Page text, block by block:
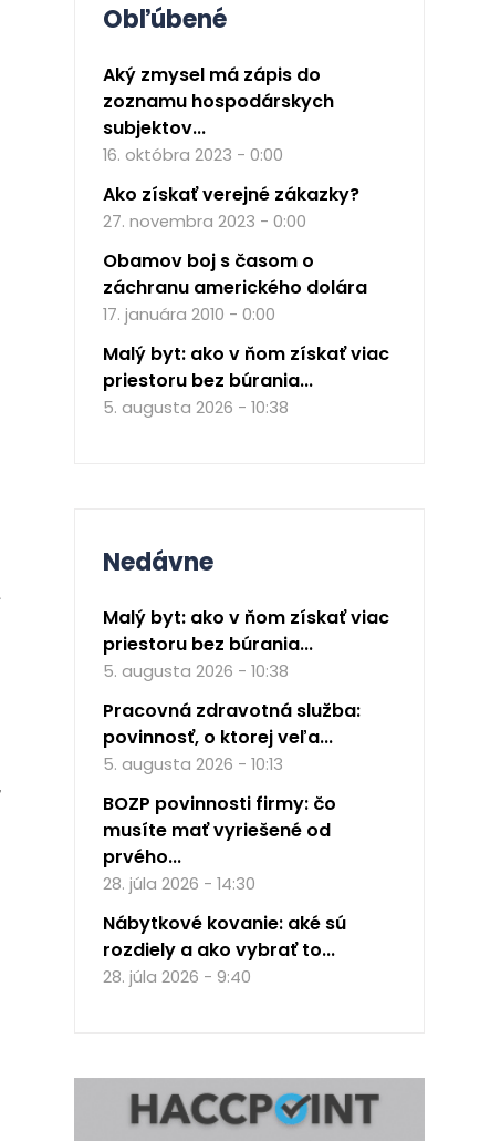
Obľúbené
Aký zmysel má zápis do
zoznamu hospodárskych
subjektov...
16. októbra 2023 - 0:00
Ako získať verejné zákazky?
27. novembra 2023 - 0:00
Obamov boj s časom o
záchranu amerického dolára
17. januára 2010 - 0:00
Malý byt: ako v ňom získať viac
priestoru bez búrania...
5. augusta 2026 - 10:38
Nedávne
Malý byt: ako v ňom získať viac
priestoru bez búrania...
5. augusta 2026 - 10:38
Pracovná zdravotná služba:
povinnosť, o ktorej veľa...
5. augusta 2026 - 10:13
BOZP povinnosti firmy: čo
musíte mať vyriešené od
prvého...
28. júla 2026 - 14:30
Nábytkové kovanie: aké sú
rozdiely a ako vybrať to...
28. júla 2026 - 9:40